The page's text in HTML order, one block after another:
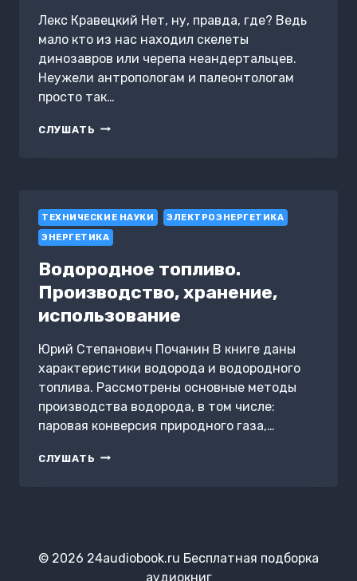
Лекс Кравецкий Нет, ну, правда, где? Ведь
мало кто из нас находил скелеты
динозавров или черепа неандертальцев.
Неужели антропологам и палеонтологам
просто так…
СЛУШАТЬ СТАНИСЛАВ
НАХОДЯТ?
ТЕХНИЧЕСКИЕ НАУКИ
ЭЛЕКТРОЭНЕРГЕТИКА
ЭНЕРГЕТИКА
Водородное топливо.
Производство, хранение,
использование
Юрий Степанович Почанин В книге даны
характеристики водорода и водородного
топлива. Рассмотрены основные методы
производства водорода, в том числе:
паровая конверсия природного газа,…
СЛУШАТЬ ВОДОРОДНОЕ
© 2026 24audiobook.ru Бесплатная подборка
аудиокниг